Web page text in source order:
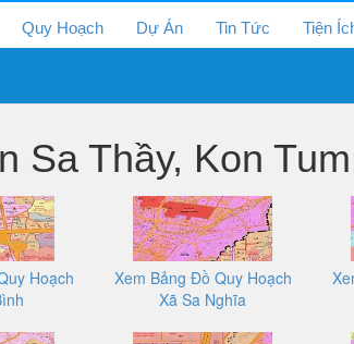
Quy Hoạch Dự Án Tin Tức Tiện
Sa Thầy, Kon Tum
Hoạch
Xem Bảng Đồ Quy Hoạch
Xã Sa Nghĩa